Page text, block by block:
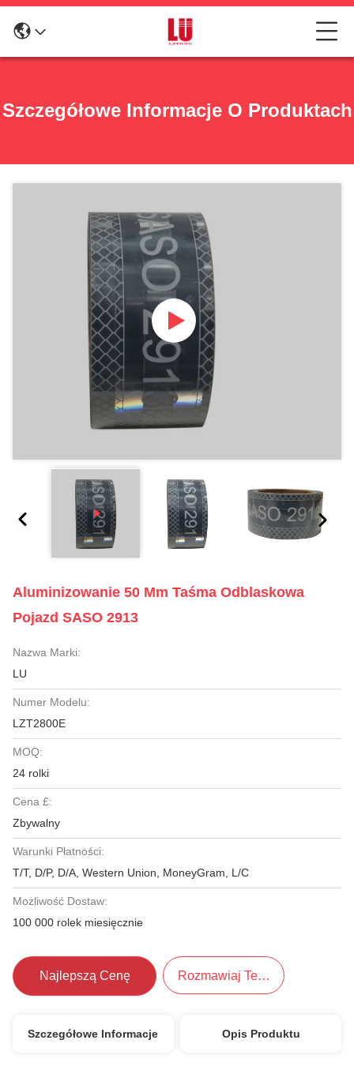
Szczegółowe Informacje O Produktach
Aluminizowanie 50 Mm Taśma Odblaskowa
Pojazd SASO 2913
Nazwa Marki:
LU
Numer Modelu:
LZT2800E
MOQ:
24 rolki
Cena £:
Zbywalny
Warunki Płatności:
T/T, D/P, D/A, Western Union, MoneyGram, L/C
Możliwość Dostaw:
100 000 rolek miesięcznie
Najlepszą Cenę Rozmawiaj Teraz.
Szczegółowe Informacje Opis Produktu